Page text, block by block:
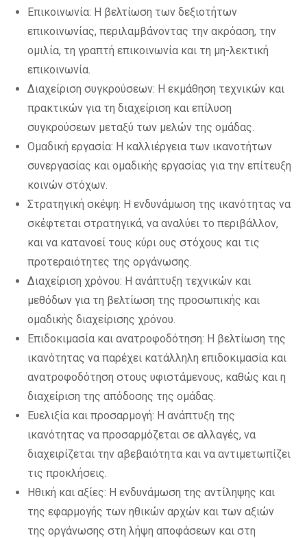
Επικοινωνία: Η βελτίωση των δεξιοτήτων
επικοινωνίας, περιλαμβάνοντας την ακρόαση, την
ομιλία, τη γραπτή επικοινωνία και τη μη-λεκτική
επικοινωνία.
Διαχείριση συγκρούσεων: Η εκμάθηση τεχνικών και
πρακτικών για τη διαχείριση και επίλυση
συγκρούσεων μεταξύ των μελών της ομάδας.
Ομαδική εργασία: Η καλλιέργεια των ικανοτήτων
συνεργασίας και ομαδικής εργασίας για την επίτευξη
κοινών στόχων.
Στρατηγική σκέψη: Η ενδυνάμωση της ικανότητας να
σκέφτεται στρατηγικά, να αναλύει το περιβάλλον,
και να κατανοεί τους κύρι ους στόχους και τις
προτεραιότητες της οργάνωσης.
Διαχείριση χρόνου: Η ανάπτυξη τεχνικών και
μεθόδων για τη βελτίωση της προσωπικής και
ομαδικής διαχείρισης χρόνου.
Επιδοκιμασία και ανατροφοδότηση: Η βελτίωση της
ικανότητας να παρέχει κατάλληλη επιδοκιμασία και
ανατροφοδότηση στους υφιστάμενους, καθώς και η
διαχείριση της απόδοσης της ομάδας.
Ευελιξία και προσαρμογή: Η ανάπτυξη της
ικανότητας να προσαρμόζεται σε αλλαγές, να
διαχειρίζεται την αβεβαιότητα και να αντιμετωπίζει
τις προκλήσεις.
Ηθική και αξίες: Η ενδυνάμωση της αντίληψης και
της εφαρμογής των ηθικών αρχών και των αξιών
της οργάνωσης στη λήψη αποφάσεων και στη